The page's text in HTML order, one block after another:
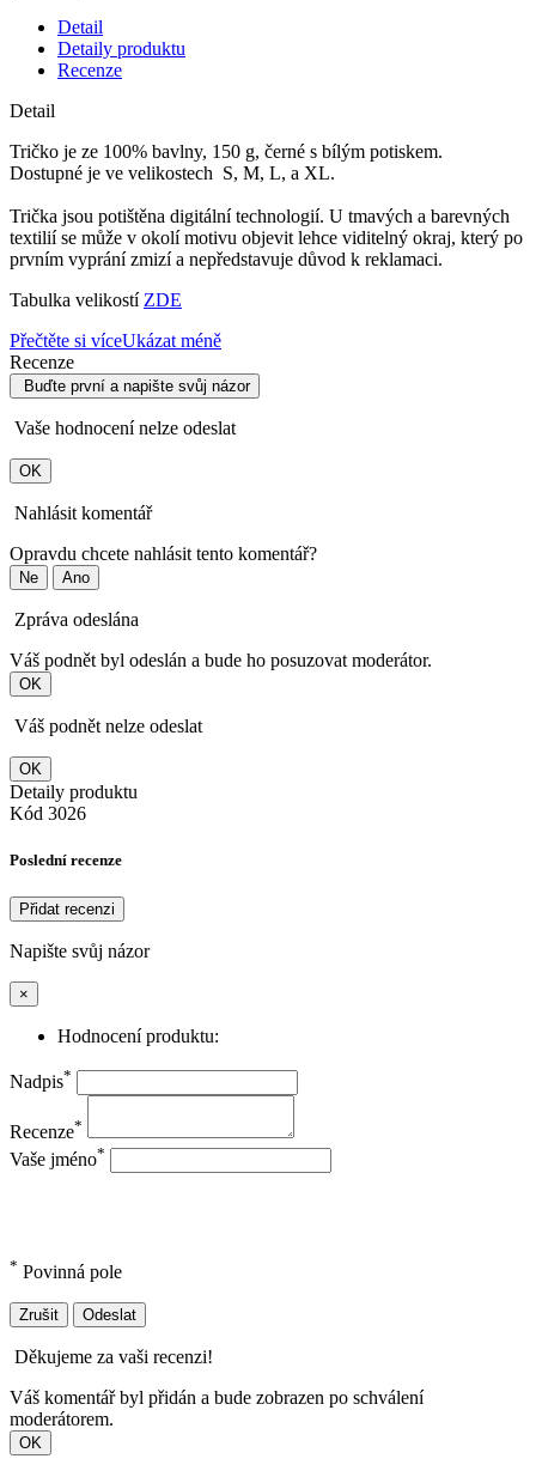
Detail
Detaily produktu
Recenze
Detail
Tričko je ze 100% bavlny, 150 g, černé s bílým potiskem.
Dostupné je ve velikostech S, M, L, a XL.
Trička jsou potištěna digitální technologií. U tmavých a barevných
textilií se může v okolí motivu objevit lehce viditelný okraj, který po
prvním vyprání zmizí a nepředstavuje důvod k reklamaci.
Tabulka velikostí ZDE
Přečtěte si víceUkázat méně
Recenze
Buďte první a napište svůj názor
Vaše hodnocení nelze odeslat
OK
Nahlásit komentář
Opravdu chcete nahlásit tento komentář?
Ne Ano
Zpráva odeslána
Váš podnět byl odeslán a bude ho posuzovat moderátor.
OK
Váš podnět nelze odeslat
OK
Detaily produktu
Kód 3026
Poslední recenze
Přidat recenzi
Napište svůj názor
×
Hodnocení produktu:
Nadpis*
Recenze*
Vaše jméno*
* Povinná pole
Zrušit Odeslat
Děkujeme za vaši recenzi!
Váš komentář byl přidán a bude zobrazen po schválení
moderátorem.
OK